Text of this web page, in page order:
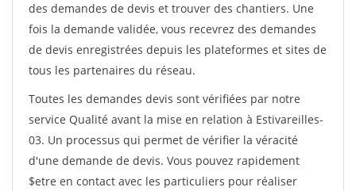
des demandes de devis et trouver des chantiers. Une
fois la demande validée, vous recevrez des demandes
de devis enregistrées depuis les plateformes et sites de
tous les partenaires du réseau.
Toutes les demandes devis sont vérifiées par notre
service Qualité avant la mise en relation à Estivareilles-
03. Un processus qui permet de vérifier la véracité
d'une demande de devis. Vous pouvez rapidement
$etre en contact avec les particuliers pour réaliser